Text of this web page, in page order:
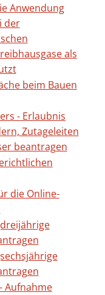
Anwendung
der
als
beim Bauen
- Erlaubnis
Zutageleiten
beantragen
die Online-
Aufnahme